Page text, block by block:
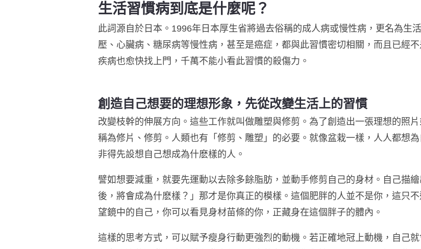
生活習慣病到底是什麼呢？
此詞源自於日本。1996年日本厚生省將過去俗稱的成人病或慢性病，更名為生
壓、心臟病、糖尿病等慢性病，甚至是癌症，都與此習慣密切相關，而且已經
疾病也愈快找上門，千萬不能小看此習慣的殺傷力。
創造自己想要的理想形象，先從改變生活上的習慣
改變枝幹的伸展方向。這些工作就叫做雕塑與修剪。為了創造出一張理想的照
稱為修片、修剪。人類也有「修剪、雕塑」的必要。就像盆栽一樣，人人都想
非得先設想自己想成為什麽樣的人。
譬如想要減重，就要先運動以去除多餘脂肪，並動手修剪自己的身材。自己描
後，將會成為什麽樣？」那才是你真正的模樣。這個肥胖的人並不是你，這只
望鏡中的自己，你可以看見身材苗條的你，正藏身在這個胖子的體內。
這樣的思考方式，可以賦予瘦身行動更強烈的動機。若正確地冠上動機，自己